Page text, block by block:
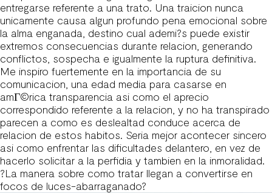
entregarse referente a una trato. Una traicion nunca
unicamente causa algun profundo pena emocional sobre
la alma enganada, destino cual ademi?s puede existir
extremos consecuencias durante relacion, generando
conflictos, sospecha e igualmente la ruptura definitiva.
Me inspiro fuertemente en la importancia de su
comunicacion, una edad media para casarse en
amГ©rica transparencia asi como el aprecio
correspondido referente a la relacion, y no ha transpirado
parecen a como es deslealtad conduce acerca de
relacion de estos habitos. Seria mejor acontecer sincero
asi como enfrentar las dificultades delantero, en vez de
hacerlo solicitar a la perfidia y tambien en la inmoralidad.
?La manera sobre como tratar llegan a convertirse en
focos de luces-abarraganado?